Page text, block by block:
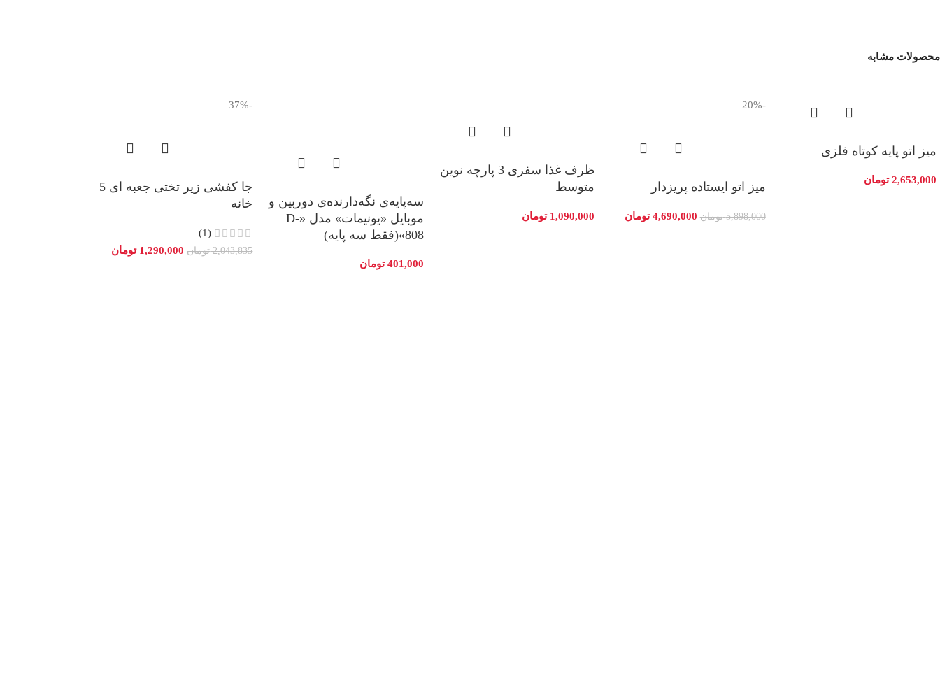
محصولات مشابه
میز اتو پایه کوتاه فلزی
2,653,000 تومان
-20%
میز اتو ایستاده پریزدار
5,898,000 تومان 4,690,000 تومان
ظرف غذا سفری 3 پارچه نوین
متوسط
1,090,000 تومان
سه‌پایه‌ی نگه‌دارنده‌ی دوربین و
موبایل «یونیمات» مدل «D-
808»(فقط سه پایه)
401,000 تومان
-37%
جا کفشی زیر تختی جعبه ای 5
خانه
(1)
2,043,835 تومان 1,290,000 تومان